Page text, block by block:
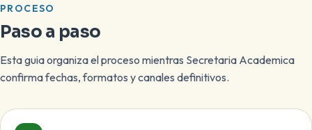
PROCESO
Paso a paso
Esta guia organiza el proceso mientras Secretaria Academica
confirma fechas, formatos y canales definitivos.